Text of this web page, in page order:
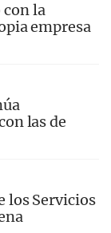
con la
empresa
las de
los Servicios